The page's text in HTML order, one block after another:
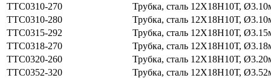
ТТС0310-270
Трубка, сталь 12Х18Н10Т,
ТТС0310-280
Трубка, сталь 12Х18Н10Т,
ТТС0315-292
Трубка, сталь 12Х18Н10Т,
ТТС0318-270
Трубка, сталь 12Х18Н10Т,
ТТС0320-260
Трубка, сталь 12Х18Н10Т,
ТТС0352-320
Трубка, сталь 12Х18Н10Т,